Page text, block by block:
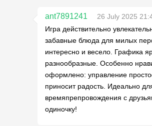
ant7891241
26 July 2025
Игра действительно
забавные блюда для милых
интересно и весело. Графика
разнообразные. Особенно
оформлено: управление
приносит радость. Идеально
времяпрепровождения с
одиночку!